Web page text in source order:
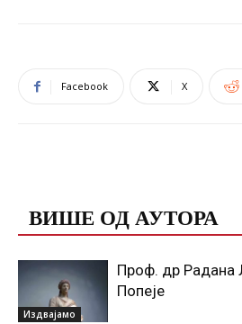
Facebook X
ВИШЕ ОД АУТОРА
Издвајамо
Проф. др Радана
Попеје